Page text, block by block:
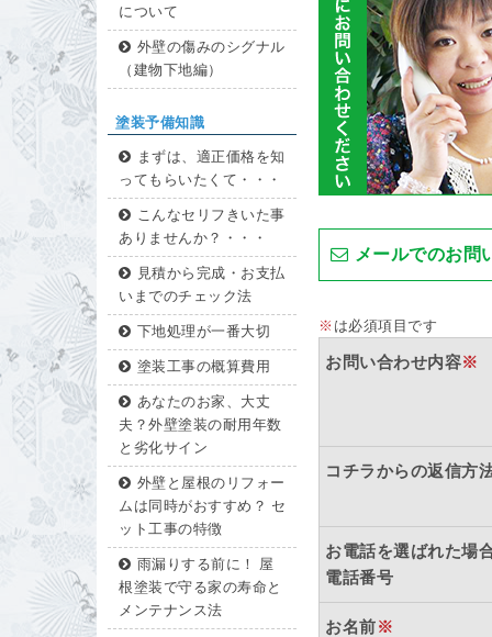
について
外壁の傷みのシグナル
（建物下地編）
塗装予備知識
まずは、適正価格を知
ってもらいたくて・・・
こんなセリフきいた事
ありませんか？・・・
見積から完成・お支払
いまでのチェック法
下地処理が一番大切
塗装工事の概算費用
あなたのお家、大丈
夫？外壁塗装の耐用年数
と劣化サイン
外壁と屋根のリフォー
ムは同時がおすすめ？ セ
ット工事の特徴
雨漏りする前に！ 屋
根塗装で守る家の寿命と
メンテナンス法
メールでのお問
※ は必須項目です
お問い合わせ内容※
コチラからの返信方
お電話を選ばれた場
電話番号
お名前※